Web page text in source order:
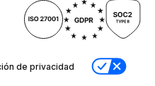
de privacidad